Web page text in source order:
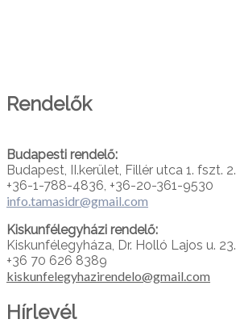
Rendelők
Budapesti rendelő:
Budapest, II.kerület, Fillér utca 1. fszt. 2.
+36-1-788-4836, +36-20-361-9530
info.tamasidr@gmail.com
Kiskunfélegyházi rendelő:
Kiskunfélegyháza, Dr. Holló Lajos u. 23.
+36 70 626 8389
kiskunfelegyhazirendelo@gmail.com
Hírlevél